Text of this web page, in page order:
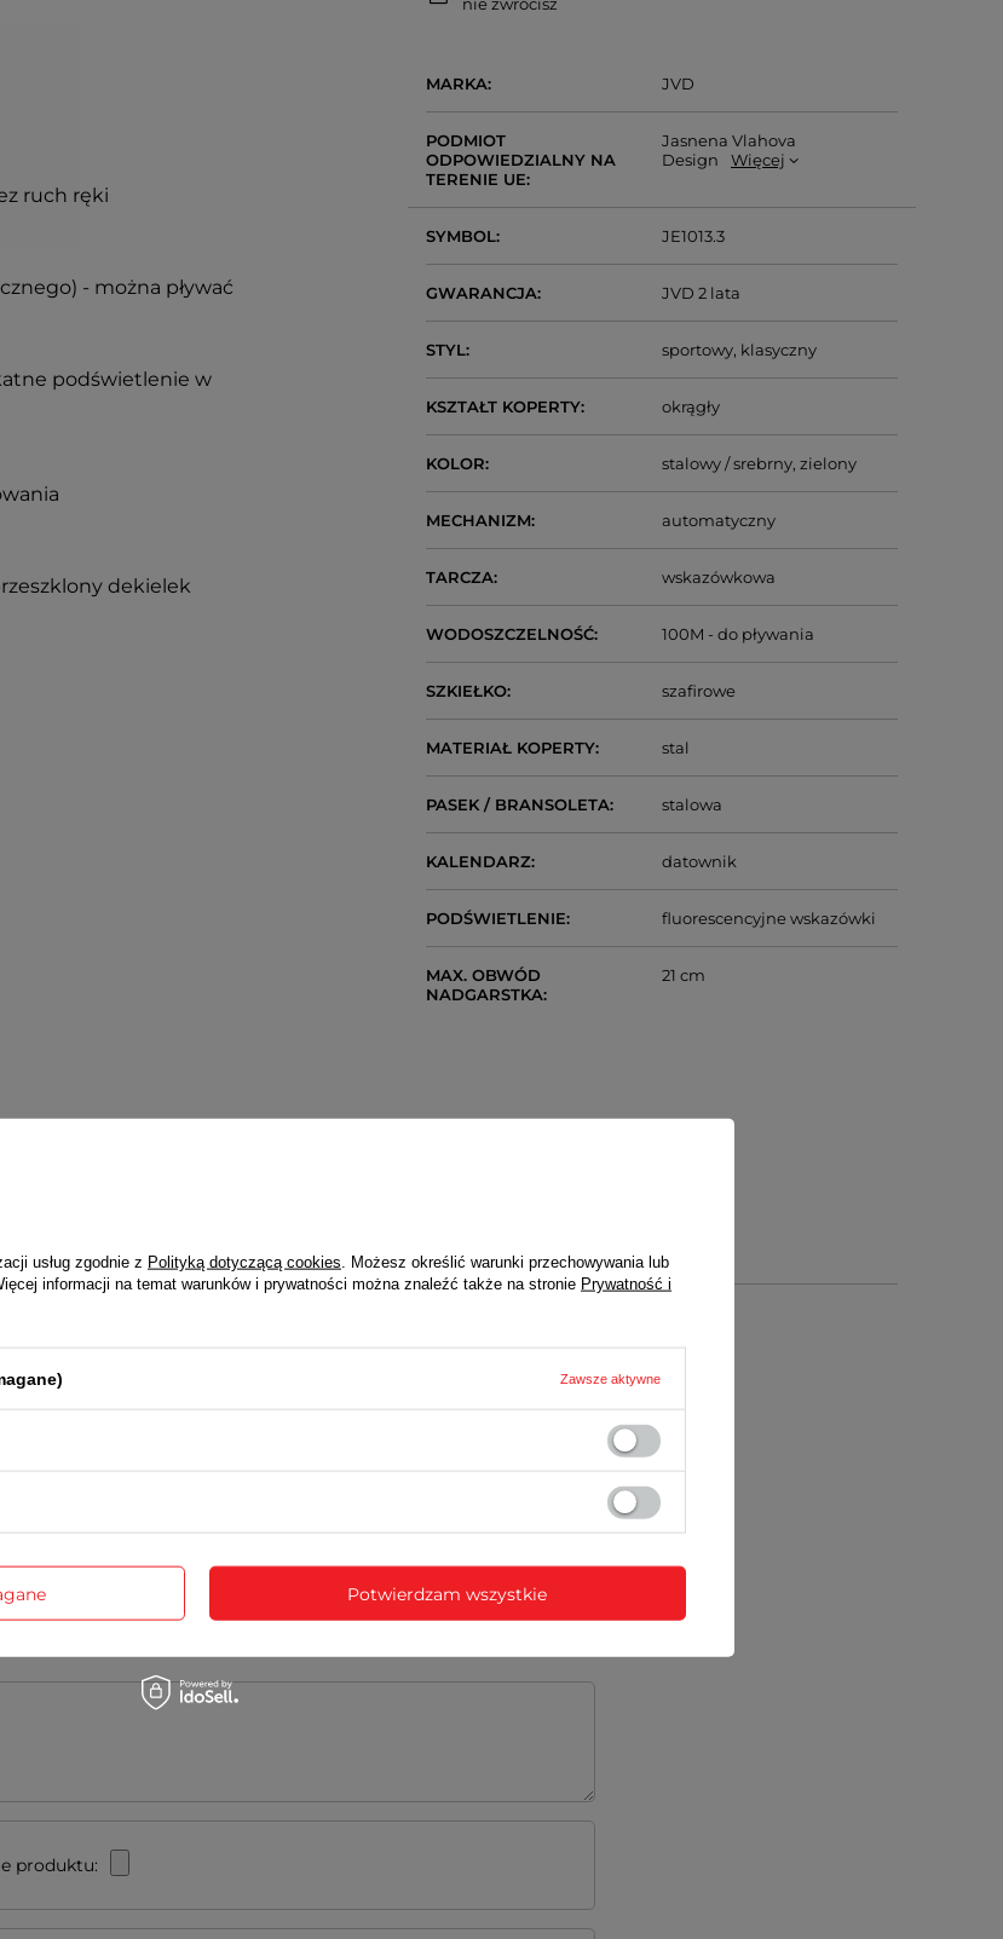
ruch ręki
- można pływać
podświetlenie w
dekielek
MARKA JVD
PODMIOT
ODPOWIEDZIALNY NA
TERENIE UE
Jasnena Vlahova
Design
Więcej
SYMBOL JE1013.3
GWARANCJA JVD 2 lata
STYL sportowy klasyczny
KSZTAŁT KOPERTY okrągły
KOLOR stalowy / srebrny zielony
MECHANIZM automatyczny
TARCZA wskazówkowa
WODOSZCZELNOŚĆ 100M - do pływania
SZKIEŁKO szafirowe
MATERIAŁ KOPERTY stal
PASEK / BRANSOLETA stalowa
KALENDARZ datownik
PODŚWIETLENIE fluorescencyjne wskazówki
MAX. OBWÓD
NADGARSTKA
21 cm
dowód zakupu (paragon lub fakturę VAT)
w języku polskim (dotyczy modeli funkcyjnych)
5/5
produktu:
usług zgodnie z Polityką dotyczącą cookies . Możesz określić warunki przechowywania lub
informacji na temat warunków i prywatności można znaleźć także na stronie Prywatność i
Zawsze aktywne
Potwierdzam wszystkie